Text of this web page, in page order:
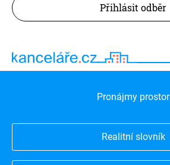
Přihlásit odběr
Pronájmy prostor
Realitní slovník